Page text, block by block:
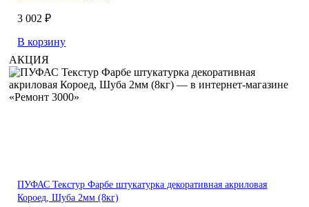
3 002 ₽
В корзину
АКЦИЯ
ПУФАС Текстур Фарбе штукатурка декоративная акриловая
Короед, Шуба 2мм (8кг)